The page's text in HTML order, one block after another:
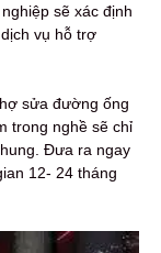
sẽ xác định
vụ hỗ trợ
sửa đường ống
trong nghề sẽ chỉ
Đưa ra ngay
12- 24 tháng